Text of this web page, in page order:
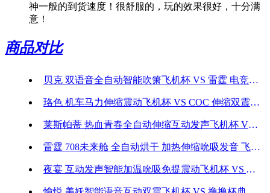
神一般的到货速度！很舒服的，玩的效果很好，十分满
意！
商品对比
贝克 双语音全自动智能吹箫飞机杯 VS 雷霆 电竞舱【旗舰级】 高速长距离伸缩 飞机杯
珞色 机车马力伸缩震动飞机杯 VS COC 伸缩双震 大颗粒慢玩锻炼 飞机杯
莱斯帕蒂 热血青春全自动伸缩互动发声飞机杯 VS 恰然国际 一杯两用飞机杯电动免提飞机杯
雷霆 708未来舱 全自动烘干 加热伸缩吮吸发音 飞机杯 VS OMYSKY 机械姬【实景互动】 加热伸缩震动 飞机杯
夜宴 互动发声智能加温吮吸免提震动飞机杯 VS AIR JET艾莱特 开盖即热智能吮吸体感震动飞机杯